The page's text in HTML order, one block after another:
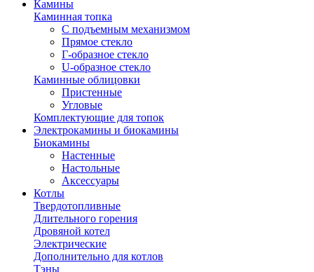
Камины
Каминная топка
С подъемным механизмом
Прямое стекло
Г-образное стекло
U-образное стекло
Каминные облицовки
Пристенные
Угловые
Комплектующие для топок
Электрокамины и биокамины
Биокамины
Настенные
Настольные
Аксессуары
Котлы
Твердотопливные
Длительного горения
Дровяной котел
Электрические
Дополнительно для котлов
Тэны